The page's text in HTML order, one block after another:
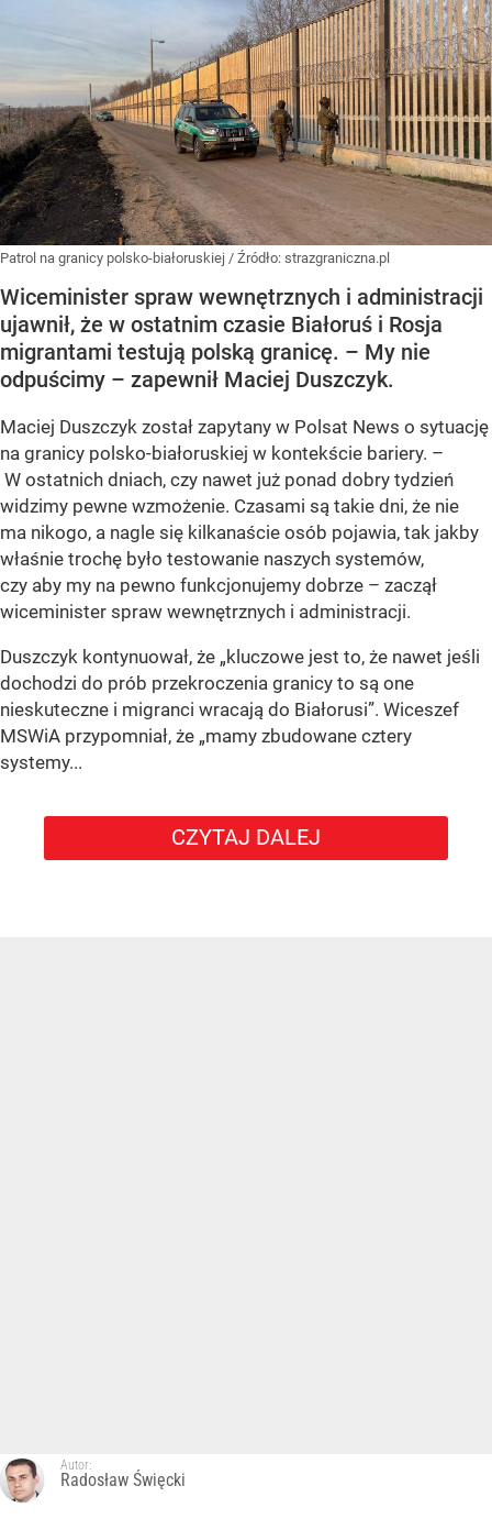
Patrol na granicy polsko-białoruskiej / Źródło: strazgraniczna.pl
Wiceminister spraw wewnętrznych i administracji
ujawnił, że w ostatnim czasie Białoruś i Rosja
migrantami testują polską granicę. – My nie
odpuścimy – zapewnił Maciej Duszczyk.
Maciej Duszczyk został zapytany w Polsat News o sytuację
na granicy polsko-białoruskiej w kontekście bariery. –
W ostatnich dniach, czy nawet już ponad dobry tydzień
widzimy pewne wzmożenie. Czasami są takie dni, że nie
ma nikogo, a nagle się kilkanaście osób pojawia, tak jakby
właśnie trochę było testowanie naszych systemów,
czy aby my na pewno funkcjonujemy dobrze – zaczął
wiceminister spraw wewnętrznych i administracji.
Duszczyk kontynuował, że „kluczowe jest to, że nawet jeśli
dochodzi do prób przekroczenia granicy to są one
nieskuteczne i migranci wracają do Białorusi”. Wiceszef
MSWiA przypomniał, że „mamy zbudowane cztery
systemy...
CZYTAJ DALEJ
Autor:
Radosław Święcki